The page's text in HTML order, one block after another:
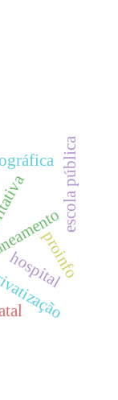
proinfo
escola pública
hospital